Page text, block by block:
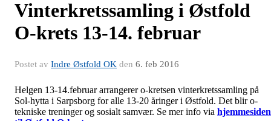
Vinterkretssamling i Østfold
O-krets 13-14. februar
Postet av Indre Østfold OK den 6. feb 2016
Helgen 13-14.februar arrangerer o-kretsen vinterkretssamling på
Sol-hytta i Sarpsborg for alle 13-20 åringer i Østfold. Det blir o-
tekniske treninger og sosialt samvær. Se mer info via hjemmesiden